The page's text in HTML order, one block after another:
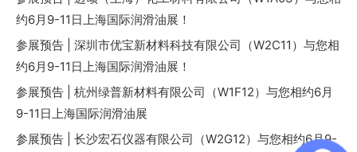
约6月9-11日上海国际润滑油展！
参展预告 | 深圳市优宝新材料科技有限公司（W2C11）与您相
约6月9-11日上海国际润滑油展！
参展预告 | 杭州绿普新材料有限公司（W1F12）与您相约6月
9-11日上海国际润滑油展
参展预告 | 长沙宏石仪器有限公司（W2G12）与您相约6月9-